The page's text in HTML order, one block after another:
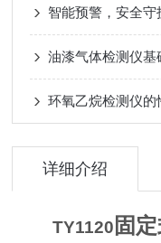
智能预警，安全
油漆气体检测仪基
环氧乙烷检测仪的
详细介绍
TY1120 固